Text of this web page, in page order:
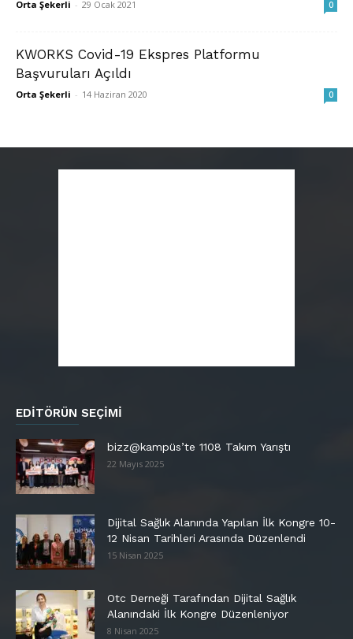
Orta Şekerli - 29 Ocak 2021 0
KWORKS Covid-19 Ekspres Platformu
Başvuruları Açıldı
Orta Şekerli - 14 Haziran 2020 0
EDITÖRÜN SEÇIMI
bizz@kampüs’te 1108 Takım Yarıştı
22 Mayıs 2025
Dijital Sağlık Alanında Yapılan İlk Kongre 10-
12 Nisan Tarihleri Arasında Düzenlendi
15 Nisan 2025
Otc Derneği Tarafından Dijital Sağlık
Alanındaki İlk Kongre Düzenleniyor
8 Nisan 2025